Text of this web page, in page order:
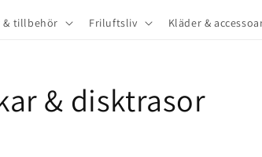
& tillbehör Friluftsliv Kläder &
& disktrasor